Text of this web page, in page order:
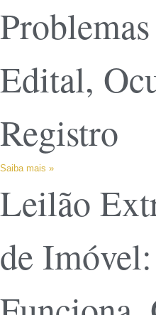
Edital,
Registro
Saiba mais »
Leilão
de